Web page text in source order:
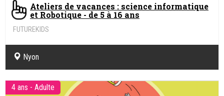
Ateliers de vacances : science informatique
et Robotique - de 5 à 16 ans
FUTUREKIDS
Nyon
4 ans - Adulte